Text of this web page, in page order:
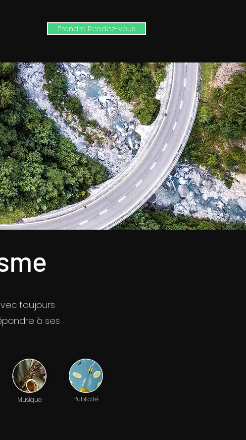
Prendre Rendez-vous
toujours
à ses
Musique Publicité